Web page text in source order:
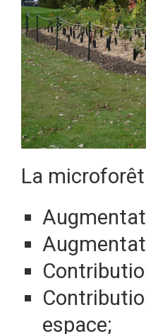
La
espace;